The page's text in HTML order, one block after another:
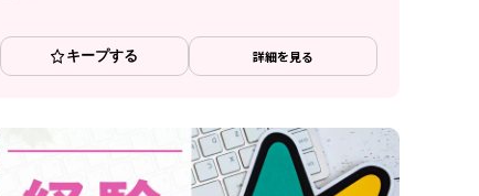
キープする 詳細を見る